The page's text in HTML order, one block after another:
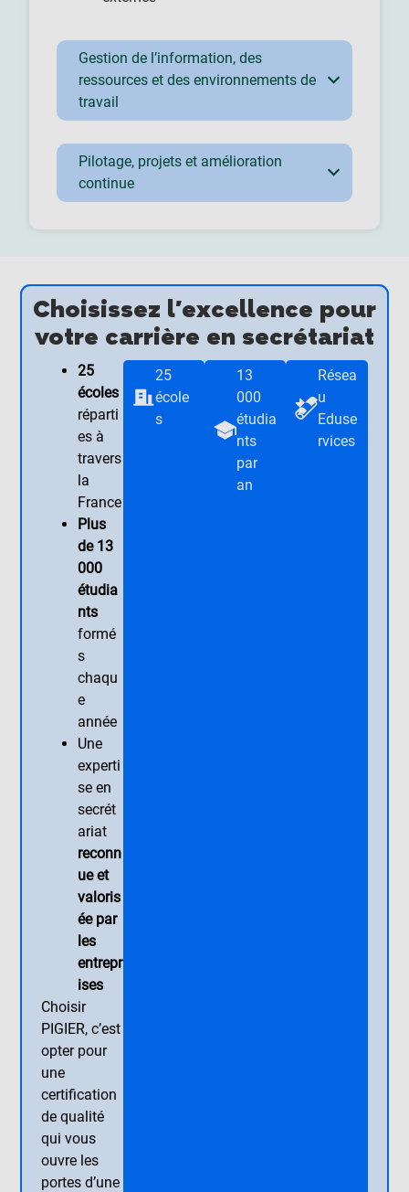
Gestion de l’information, des
ressources et des environnements de
travail
Pilotage, projets et amélioration
continue
Choisissez l'excellence pour
votre carrière en secrétariat
25
écoles
réparti
es à
travers
la
France
Plus
de 13
000
étudia
nts
formé
s
chaqu
e
année
Une
experti
se en
secrét
ariat
reconn
ue et
valoris
ée par
les
entrepr
ises
Choisir
PIGIER, c’est
opter pour
une
certification
de qualité
qui vous
ouvre les
portes d’une
25
école
s
13
000
étudia
nts
par
an
Résea
u
Eduse
rvices